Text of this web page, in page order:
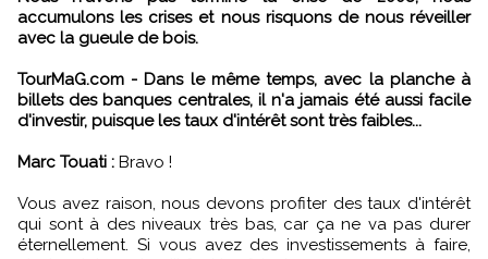
accumulons les crises et nous risquons de nous réveiller
avec la gueule de bois.
TourMaG.com - Dans le même temps, avec la planche à
billets des banques centrales, il n'a jamais été aussi facile
d'investir, puisque les taux d'intérêt sont très faibles...
Marc Touati : Bravo !
Vous avez raison, nous devons profiter des taux d'intérêt
qui sont à des niveaux très bas, car ça ne va pas durer
éternellement. Si vous avez des investissements à faire,